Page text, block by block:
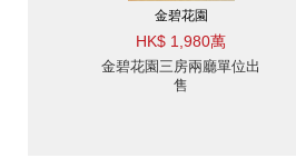
金碧花園
HK$ 1,980萬
金碧花園三房兩廳單位出
售